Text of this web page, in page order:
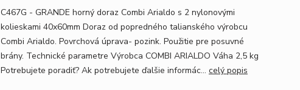
C467G - GRANDE horný doraz Combi Arialdo s 2 nylonovými
kolieskami 40x60mm Doraz od popredného talianského výrobcu
Combi Arialdo. Povrchová úprava- pozink. Použitie pre posuvné
brány. Technické parametre Výrobca COMBI ARIALDO Váha 2,5 kg
Potrebujete poradiť? Ak potrebujete ďalšie informác... celý popis